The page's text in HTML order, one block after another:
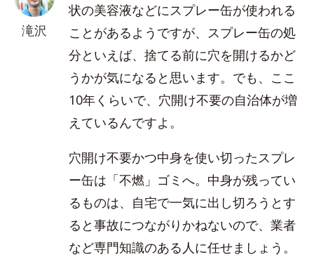
滝沢
状の美容液などにスプレー缶が使われる
ことがあるようですが、スプレー缶の処
分といえば、捨てる前に穴を開けるかど
うかが気になると思います。でも、ここ
10年くらいで、穴開け不要の自治体が増
えているんですよ。
穴開け不要かつ中身を使い切ったスプレ
ー缶は「不燃」ゴミへ。中身が残ってい
るものは、自宅で一気に出し切ろうとす
ると事故につながりかねないので、業者
など専門知識のある人に任せましょう。